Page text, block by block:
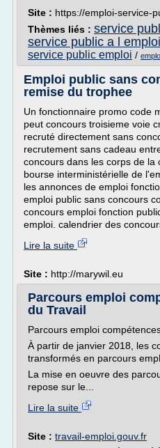
Site : https://emploi-service-
Thèmes liés : service
service public a l emploi
service public emploi /
Emploi public sans
remise du trophee
Un fonctionnaire promo code
peut concours troisieme voie
recruté directement sans
recrutement sans cadeau
concours dans les corps de la
bourse interministérielle de
les annonces de emploi
emploi public sans concours
concours emploi fonction
emploi. calendrier des
Lire la suite
Site : http://marywil.eu
Parcours emploi
du Travail
Parcours emploi
À partir de janvier 2018, les
transformés en parcours
La mise en oeuvre des
repose sur le...
Lire la suite
Site : travail-emploi.gouv.fr